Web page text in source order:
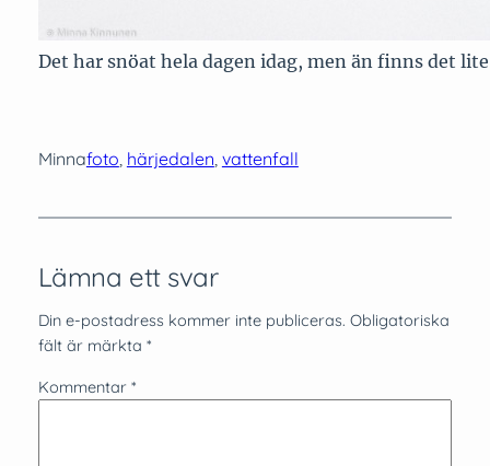
Det har snöat hela dagen idag, men än finns det
Minnafoto härjedalen vattenfall
Lämna ett svar
Din e-postadress kommer inte publiceras. Obligatoriska
fält är märkta *
Kommentar *